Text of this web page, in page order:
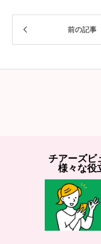
前の記事
チアーズビ
様々な役